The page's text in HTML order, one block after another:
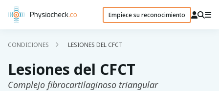
Empiece su reconocimiento
CONDICIONES LESIONES DEL CFCT
Lesiones del CFCT
Complejo fibrocartilaginoso triangular